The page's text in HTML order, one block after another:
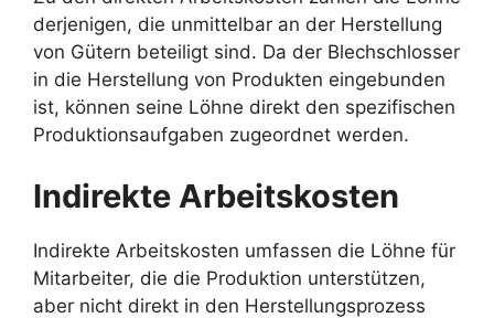
derjenigen, die unmittelbar an der Herstellung
von Gütern beteiligt sind. Da der Blechschlosser
in die Herstellung von Produkten eingebunden
ist, können seine Löhne direkt den spezifischen
Produktionsaufgaben zugeordnet werden.
Indirekte Arbeitskosten
Indirekte Arbeitskosten umfassen die Löhne für
Mitarbeiter, die die Produktion unterstützen,
aber nicht direkt in den Herstellungsprozess